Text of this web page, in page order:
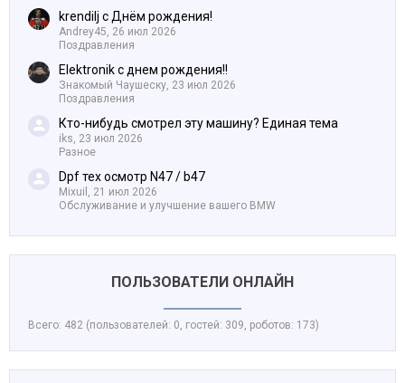
krendilj с Днём рождения!
Andrey45, 26 июл 2026
Поздравления
Elektronik с днем рождения!!
Знакомый Чаушеску, 23 июл 2026
Поздравления
Кто-нибудь смотрел эту машину? Единая тема
iks, 23 июл 2026
Разное
Dpf тех осмотр N47 / b47
Mixuil, 21 июл 2026
Обслуживание и улучшение вашего BMW
ПОЛЬЗОВАТЕЛИ ОНЛАЙН
Всего: 482 (пользователей: 0, гостей: 309, роботов: 173)